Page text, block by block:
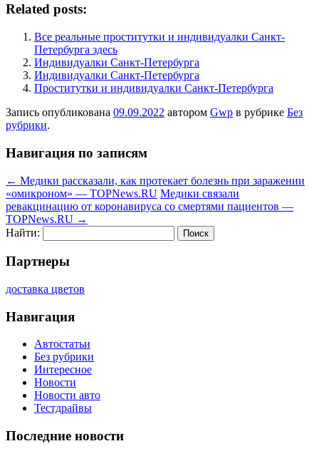
Related posts:
Все реальные проститутки и индивидуалки Санкт-
Петербурга здесь
Индивидуалки Санкт-Петербурга
Индивидуалки Санкт-Петербурга
Проститутки и индивидуалки Санкт-Петербурга
Запись опубликована 09.09.2022 автором Gwp в рубрике Без
рубрики.
Навигация по записям
← Медики рассказали, как протекает болезнь при заражении
«омикроном» — TOPNews.RU Медики связали
ревакцинацию от коронавируса со смертями пациентов —
TOPNews.RU →
Найти:
Партнеры
доставка цветов
Навигация
Автостатьи
Без рубрики
Интересное
Новости
Новости авто
Тестдрайвы
Последние новости